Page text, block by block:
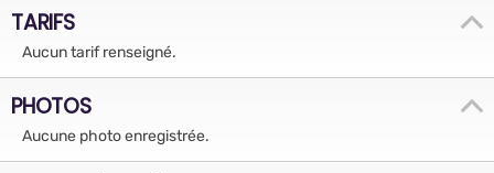
TARIFS
Aucun tarif renseigné.
PHOTOS
Aucune photo enregistrée.